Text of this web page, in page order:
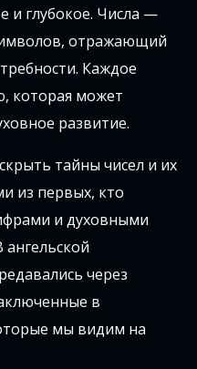
и глубокое. Числа —
отражающий
Каждое
которая может
развитие.
тайны чисел и их
из первых, кто
и духовными
через
в
мы видим на